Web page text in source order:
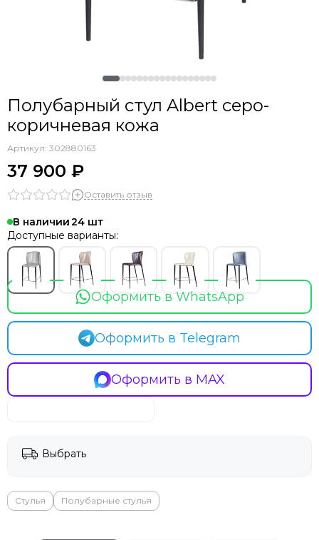
Полубарный стул Albert серо-
коричневая кожа
Артикул: 302880163
37 900 ₽
Оставить отзыв
В наличии24
Доступные варианты:
Оформить в WhatsApp
Оформить в Telegram
Оформить в MAX
Выбрать
Стулья Полубарные стулья